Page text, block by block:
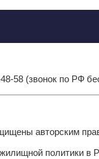
58 (звонок по РФ
авторским
жилищной политики